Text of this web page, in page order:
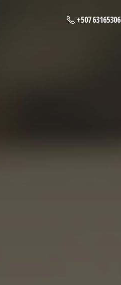
+507 63165306